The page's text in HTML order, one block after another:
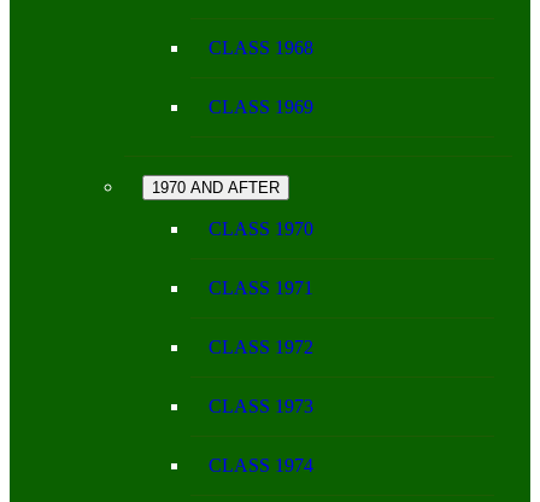
CLASS 1968
CLASS 1969
1970 AND AFTER
CLASS 1970
CLASS 1971
CLASS 1972
CLASS 1973
CLASS 1974